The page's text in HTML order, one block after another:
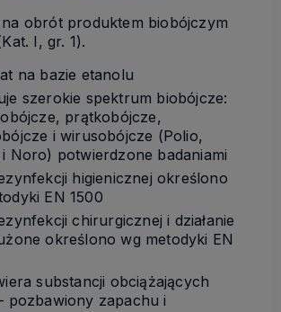
obrót produktem biobójczym
I, gr. 1).
na bazie etanolu
szerokie spektrum biobójcze:
prątkobójcze,
i wirusobójcze (Polio,
Noro) potwierdzone badaniami
higienicznej określono
EN 1500
chirurgicznej i działanie
określono wg metodyki EN
substancji obciążających
pozbawiony zapachu i